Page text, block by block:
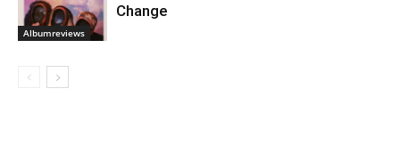
Albumreviews
Change